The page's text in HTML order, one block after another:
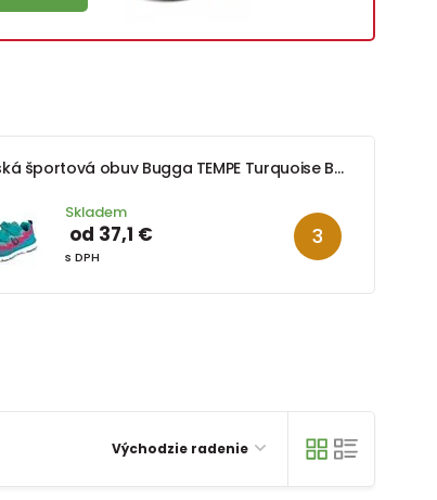
Detská športová obuv Bugga TEMPE Turquoise B00211-15
Skladem
od 37,1 €
s DPH
Východzie radenie